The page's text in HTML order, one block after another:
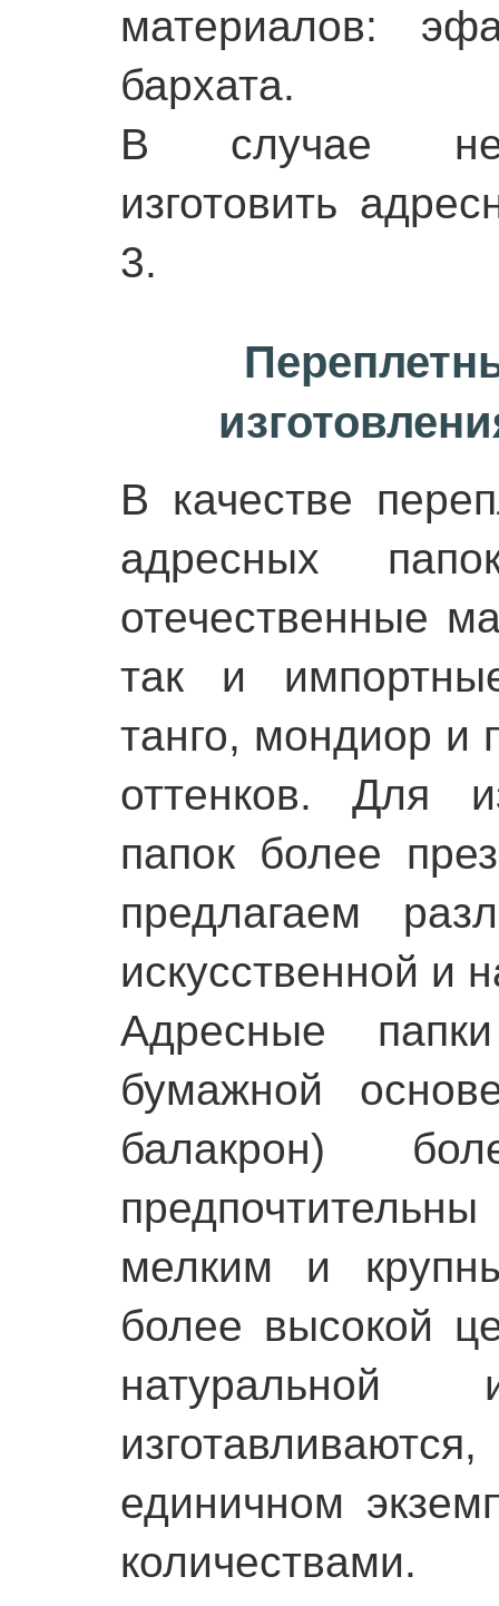
материалов:
бархата.
В случае
изготовить
3.
В качестве
адресных
отечественные
так и
танго, мондиор и
оттенков. Для
папок более
предлагаем
искусственной и
Адресные
бумажной
балакрон)
мелким и
более высокой
натуральной
единичном
количествами.